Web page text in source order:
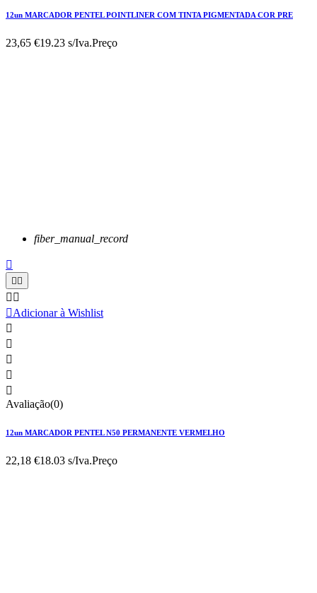
12un MARCADOR PENTEL POINTLINER COM TINTA PIGMENTADA COR PRE
23,65 €19.23 s/Iva.Preço
fiber_manual_record

 
 
Adicionar à Wishlist





Avaliação(0)
12un MARCADOR PENTEL N50 PERMANENTE VERMELHO
22,18 €18.03 s/Iva.Preço